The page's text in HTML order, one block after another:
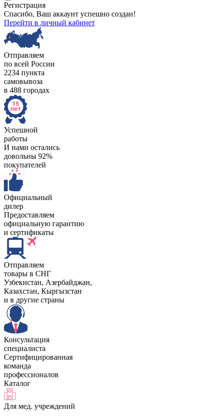
Регистрация
Спасибо, Ваш аккаунт успешно создан!
Перейти в личный кабинет
Отправляем
по всей России
2234 пункта
самовывоза
в 488 городах
Успешной
работы
И нами остались
довольны 92%
покупателей
Официальный
дилер
Предоставляем
официальную гарантию
и сертификаты
Отправляем
товары в СНГ
Узбекистан, Aзербайджан,
Казахстан, Кыргызстан
и в другие страны
Консультация
специалиста
Сертифицированная
команда
профессионалов
Каталог
Для мед. учреждений